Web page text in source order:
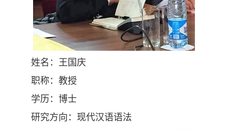
姓名：王国庆
职称：教授
学历：博士
研究方向：现代汉语语法